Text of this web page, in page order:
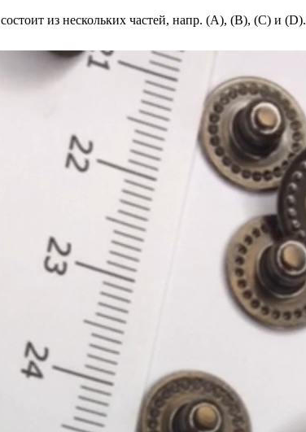
состоит из нескольких частей, напр. (А), (B), (С) и (D).